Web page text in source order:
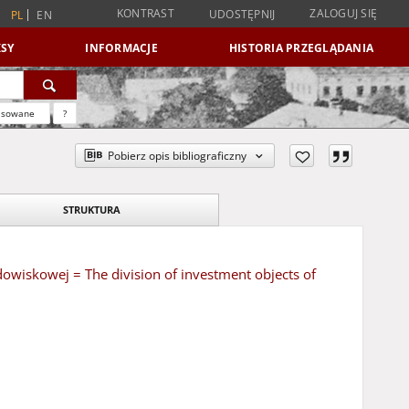
PL EN KONTRAST UDOSTĘPNIJ ZALOGUJ SIĘ
INFORMACJE HISTORIA PRZEGLĄDANIA
?
Pobierz opis bibliograficzny
STRUKTURA
= The division of investment objects of